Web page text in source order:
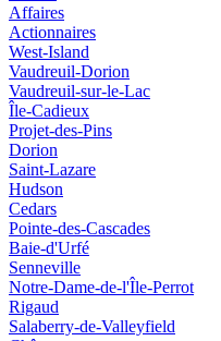
Affaires
Actionnaires
West-Island
Vaudreuil-Dorion
Vaudreuil-sur-le-Lac
Île-Cadieux
Projet-des-Pins
Dorion
Saint-Lazare
Hudson
Cedars
Pointe-des-Cascades
Baie-d'Urfé
Senneville
Notre-Dame-de-l'Île-Perrot
Rigaud
Salaberry-de-Valleyfield